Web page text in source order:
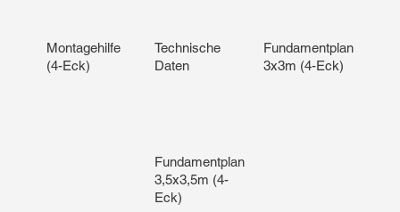
Montagehilfe
(4-Eck)
Technische
Daten
Fundamentplan
3x3m (4-Eck)
Fundamentplan
3,5x3,5m (4-
Eck)